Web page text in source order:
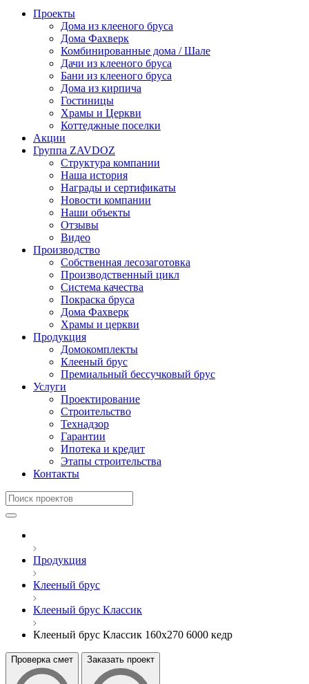
Проекты
Дома из клееного бруса
Дома Фахверк
Комбинированные дома / Шале
Дачи из клееного бруса
Бани из клееного бруса
Дома из кирпича
Гостиницы
Храмы и Церкви
Коттеджные поселки
Акции
Группа ZAVDOZ
Структура компании
Наша история
Награды и сертификаты
Новости компании
Наши объекты
Отзывы
Видео
Производство
Собственная лесозаготовка
Производственный цикл
Система качества
Покраска бруса
Дома Фахверк
Храмы и церкви
Продукция
Домокомплекты
Клееный брус
Премиальный бессучковый брус
Услуги
Проектирование
Строительство
Технадзор
Гарантии
Ипотека и кредит
Этапы строительства
Контакты
Продукция
Клееный брус
Клееный брус Классик
Клееный брус Классик 160x270 6000 кедр
Проверка смет Заказать проект